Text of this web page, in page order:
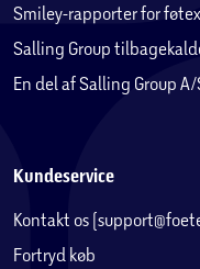
senere). App’en
dine egne forskellige
automatiseringer –
nemt via din trådløse
også styre SMART+
din smartphone eller
Smiley-rapporter for
Salling Group
En del af Salling Group A/
Kundeservice
Kontakt os
Fortryd køb